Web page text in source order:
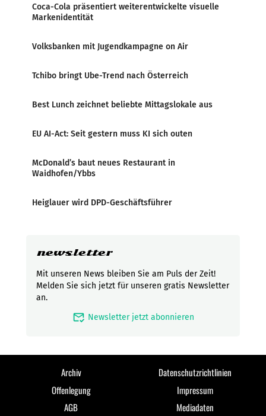
Coca-Cola präsentiert weiterentwickelte visuelle
Markenidentität
Volksbanken mit Jugendkampagne on Air
Tchibo bringt Ube-Trend nach Österreich
Best Lunch zeichnet beliebte Mittagslokale aus
EU AI-Act: Seit gestern muss KI sich outen
McDonald’s baut neues Restaurant in
Waidhofen/Ybbs
Heiglauer wird DPD-Geschäftsführer
newsletter
Mit unseren News bleiben Sie am Puls der Zeit!
Melden Sie sich jetzt für unseren gratis Newsletter
an.
mark_email_read Newsletter jetzt abonnieren
Archiv
Datenschutzrichtlinien
Offenlegung
Impressum
AGB
Mediadaten